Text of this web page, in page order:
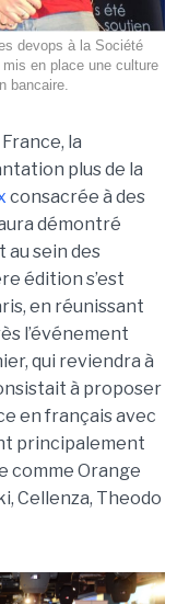
devops à la Société
en place une culture
bancaire.
la
plus de la
consacrée à des
démontré
sein des
édition s’est
en réunissant
l’événement
qui reviendra à
à proposer
en français avec
principalement
comme Orange
Cellenza, Theodo